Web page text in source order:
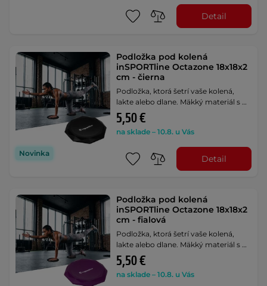
Detail
Novinka
Podložka pod kolená
inSPORTline Octazone 18x18x2
cm - čierna
Podložka, ktorá šetrí vaše kolená,
lakte alebo dlane. Mäkký materiál s …
5,50 €
na sklade – 10.8. u Vás
Detail
Podložka pod kolená
inSPORTline Octazone 18x18x2
cm - fialová
Podložka, ktorá šetrí vaše kolená,
lakte alebo dlane. Mäkký materiál s …
5,50 €
na sklade – 10.8. u Vás